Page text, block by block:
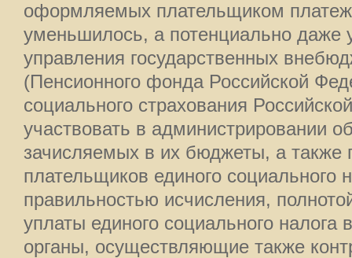
оформляемых плательщиком
уменьшилось, а потенциально даже
управления государственных
(Пенсионного фонда Российской
социального страхования
участвовать в администрировании
зачисляемых в их бюджеты, а также
плательщиков единого социального
правильностью исчисления,
уплаты единого социального налога
органы, осуществляющие также